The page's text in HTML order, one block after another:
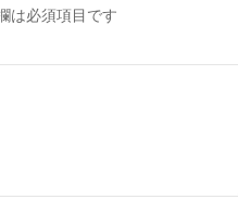
は必須項目です